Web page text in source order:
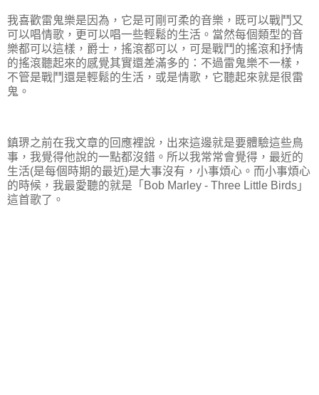
我喜歡雷鬼樂是因為，它是可剛可柔的音樂，既可以戰鬥又
可以唱情歌，更可以唱一些輕鬆的生活。當然每個類型的音
樂都可以這樣，爵士，搖滾都可以，可是戰鬥的搖滾和抒情
的搖滾聽起來的感覺其實還差滿多的：不過雷鬼樂不一樣，
不管是戰鬥還是輕鬆的生活，或是情歌，它聽起來就是很雷
鬼。
鎮琾之前在我文章的回應裡說，出來這邊就是要體驗這些鳥
事，我覺得他說的一點都沒錯。所以我常常會覺得，最近的
生活(是每個時期的最近)是大事沒有，小事煩心。而小事煩心
的時候，我最愛聽的就是「Bob Marley - Three Little Birds」
這首歌了。